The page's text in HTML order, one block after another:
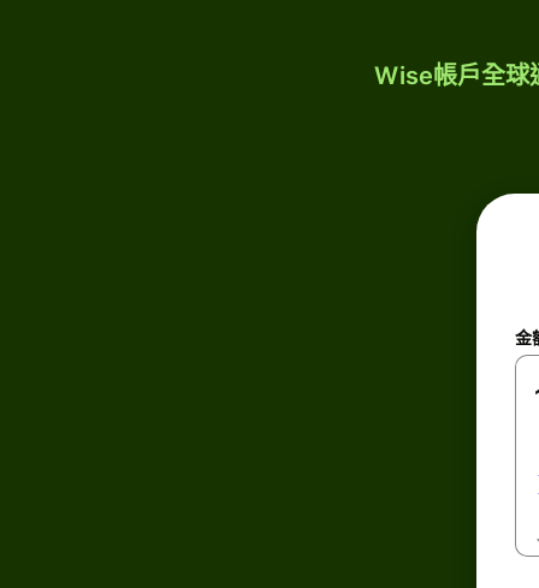
Wise帳戶全球
金